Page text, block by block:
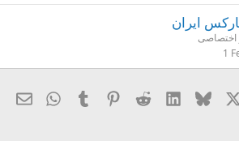
ایران
1
Bluesky
LinkedIn
Reddit
Pinterest
Tumblr